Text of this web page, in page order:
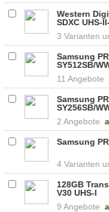
Western
SDXC UHS-
3
Samsung
SY512SB/
11 Angebote
Samsung
SY256SB/
2 Angebote
Samsung
4
128GB
V30 UHS-I
9 Angebote